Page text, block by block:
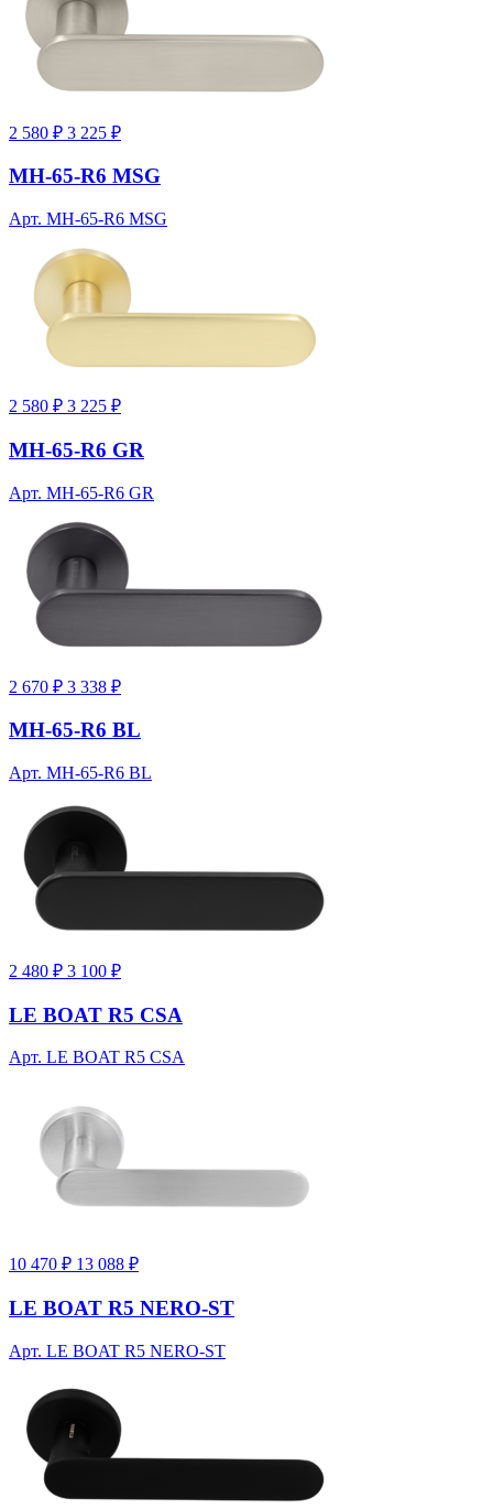
2 580 ₽ 3 225 ₽
MH-65-R6 MSG
Арт. MH-65-R6 MSG
2 580 ₽ 3 225 ₽
MH-65-R6 GR
Арт. MH-65-R6 GR
2 670 ₽ 3 338 ₽
MH-65-R6 BL
Арт. MH-65-R6 BL
2 480 ₽ 3 100 ₽
LE BOAT R5 CSA
Арт. LE BOAT R5 CSA
10 470 ₽ 13 088 ₽
LE BOAT R5 NERO-ST
Арт. LE BOAT R5 NERO-ST